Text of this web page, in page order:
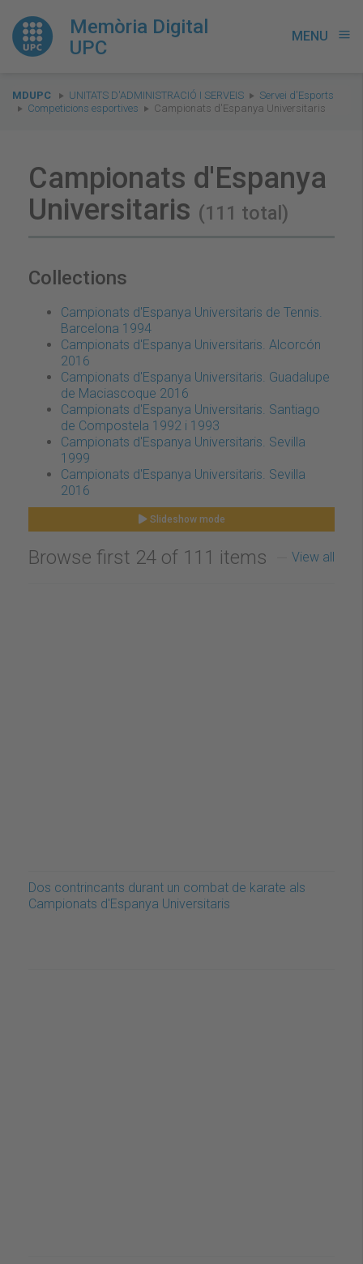
Memòria Digital
UPC
MENU menu
You
are
MDUPC UNITATS D'ADMINISTRACIÓ I SERVEIS
Servei d'Esports
Competicions esportives
Campionats d'Espanya Universitaris
Campionats d'Espanya
Universitaris (111 total)
Collections
Campionats d'Espanya Universitaris de Tennis.
Barcelona 1994
Campionats d'Espanya Universitaris. Alcorcón
2016
Campionats d'Espanya Universitaris. Guadalupe
de Maciascoque 2016
Campionats d'Espanya Universitaris. Santiago
de Compostela 1992 i 1993
Campionats d'Espanya Universitaris. Sevilla
1999
Campionats d'Espanya Universitaris. Sevilla
2016
Slideshow mode
Browse first 24 of 111 items View all
Dos contrincants durant un combat de karate als
Campionats d'Espanya Universitaris